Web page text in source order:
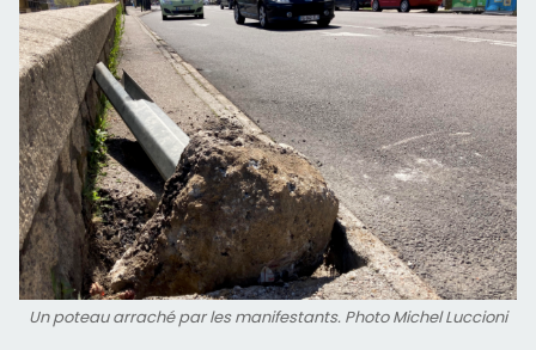
Un poteau arraché par les manifestants. Photo Michel Luccioni